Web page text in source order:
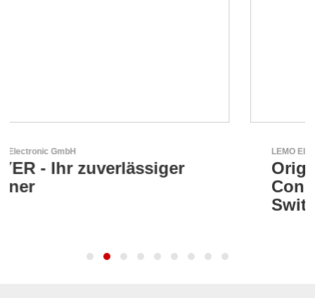
LEMO Elektronik GmbH
Original Push-Pull-